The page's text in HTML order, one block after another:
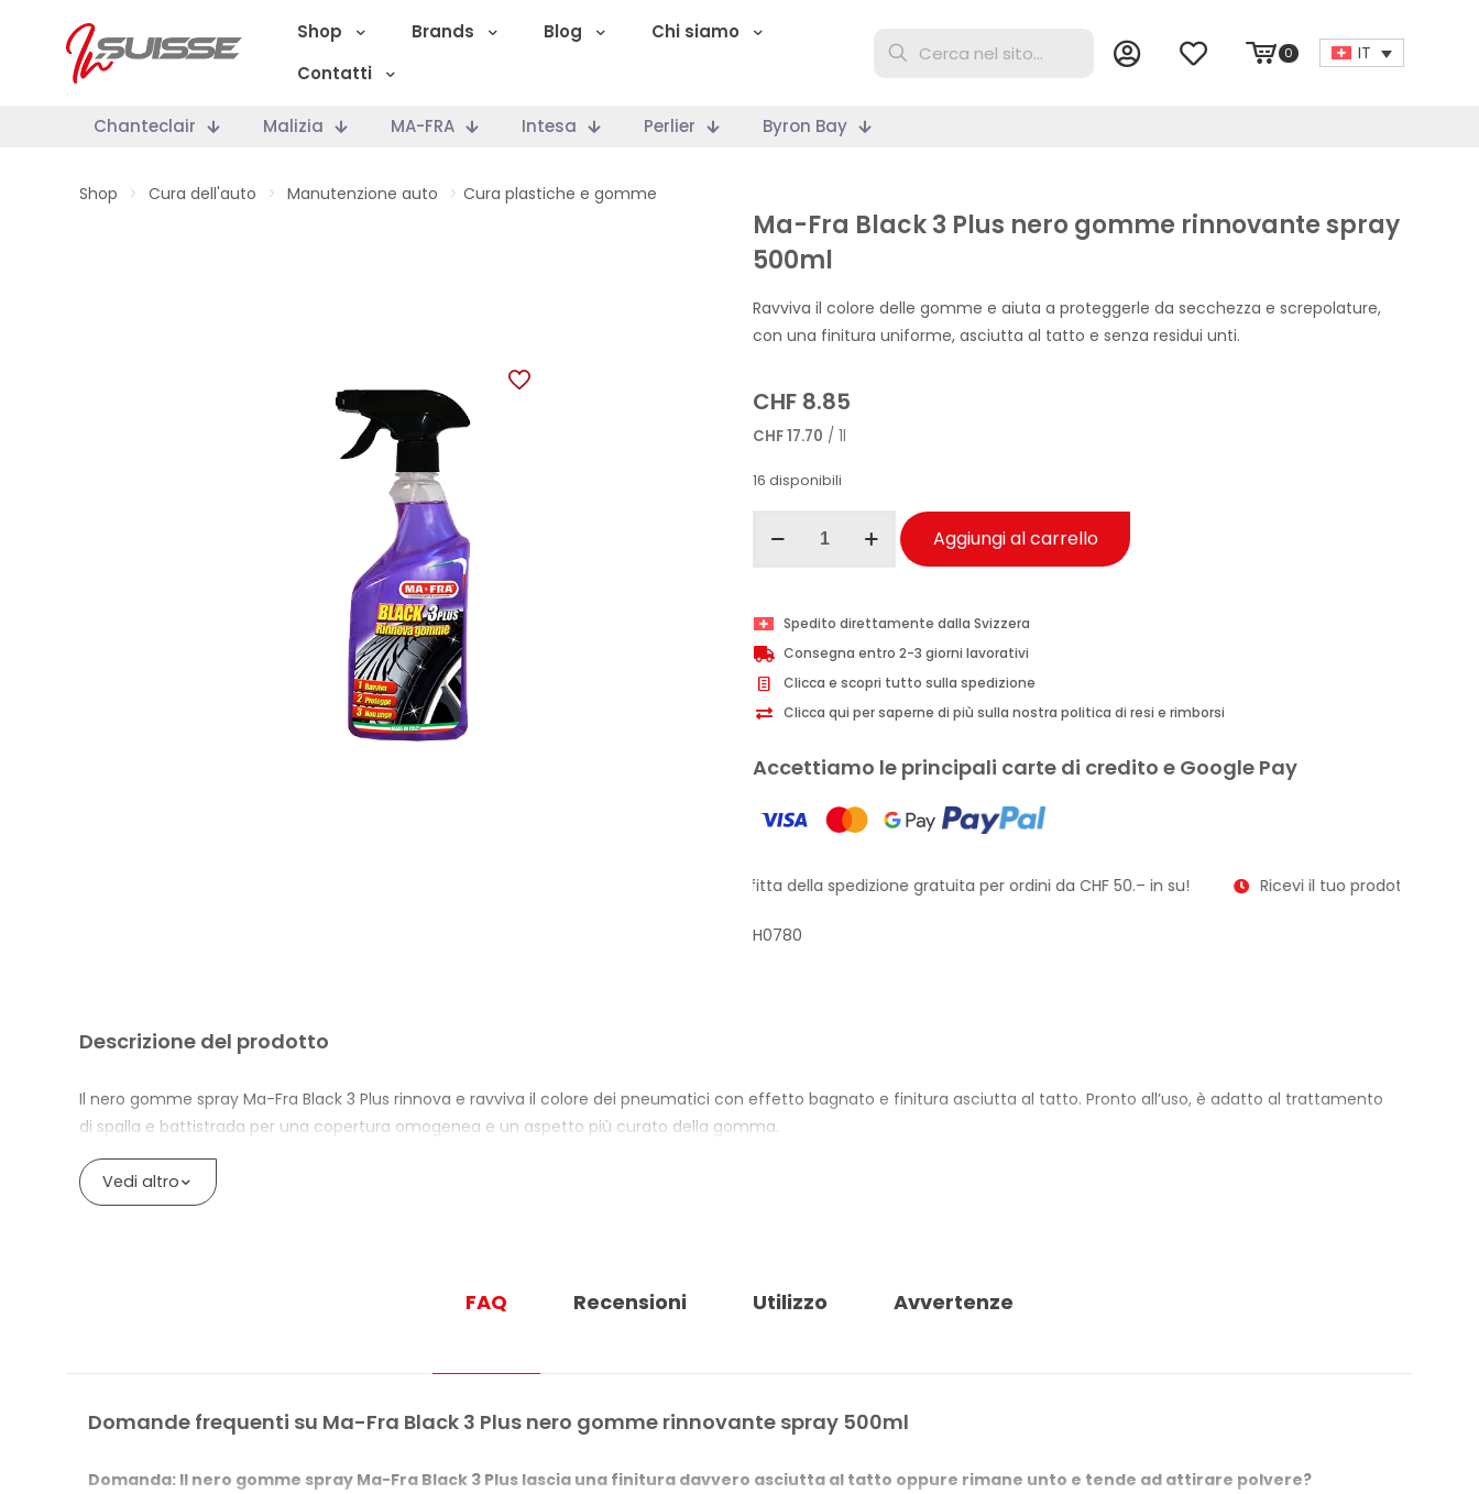
Shop Brands Blog
Chi siamo
Contatti
0 IT
Chanteclair Malizia MA-FRA Intesa Perlier Byron Bay
Shop > Cura dell'auto > Manutenzione auto > Cura plastiche e gomme
Ma-Fra Black 3 Plus nero gomme rinnovante spray
500ml
Ravviva il colore delle gomme e aiuta a proteggerle da secchezza e screpolature,
con una finitura uniforme, asciutta al tatto e senza residui unti.
CHF 8.85
CHF17.70 / 1l
16 disponibili
Plus
nero
gomme
rinnovante
500ml
Aggiungi al carrello
Spedito direttamente dalla Svizzera
Consegna entro 2-3 giorni lavorativi
Clicca e scopri tutto sulla spedizione
Clicca qui per saperne di più sulla nostra politica di resi e rimborsi
Accettiamo le principali carte di credito e Google Pay
Approfitta della spedizione gratuita per ordini da CHF 50.– in su! Ricevi il tuo prodotto in soli
H0780
Descrizione del prodotto
Il nero gomme spray Ma-Fra Black 3 Plus rinnova e ravviva il colore dei pneumatici con effetto bagnato e finitura asciutta al tatto. Pronto all’uso, è adatto al trattamento
di spalla e battistrada per una copertura omogenea e un aspetto più curato della gomma.
La formula offre protezione anti-screpolature contro raggi UV e agenti chimico-atmosferici, aiutando a mantenere il pneumatico elastico e a prevenire l’invecchiamento
visibile della gomma. Non unge, non appiccica e non attira polvere dopo l’asciugatura. Compatibile con qualsiasi tipo di gomma.
BENEFICI DI MA-FRA NERO GOMME SPRAY
Non unge, non appiccica, non attira polvere
Applicabile su spalla e battistrada, compatibile con qualsiasi gomma
Vedi altro
FAQ Recensioni Utilizzo Avvertenze
Domande frequenti su Ma-Fra Black 3 Plus nero gomme rinnovante spray 500ml
Domanda: Il nero gomme spray Ma-Fra Black 3 Plus lascia una finitura davvero asciutta al tatto oppure rimane unto e tende ad attirare polvere?